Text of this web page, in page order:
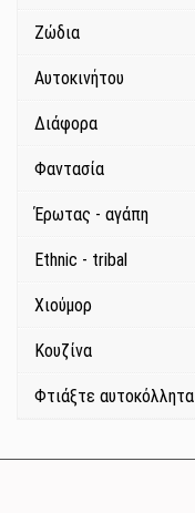
Ζώδια
Αυτοκινήτου
Διάφορα
Φαντασία
Έρωτας - αγάπη
Ethnic - tribal
Χιούμορ
Κουζίνα
Φτιάξτε αυτοκόλλητα